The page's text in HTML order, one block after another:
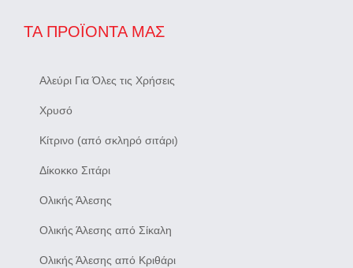
ΤΑ ΠΡΟΪΌΝΤΑ ΜΑΣ
Αλεύρι Για Όλες τις Χρήσεις
Χρυσό
Κίτρινο (από σκληρό σιτάρι)
Δίκοκκο Σιτάρι
Ολικής Άλεσης
Ολικής Άλεσης από Σίκαλη
Ολικής Άλεσης από Κριθάρι